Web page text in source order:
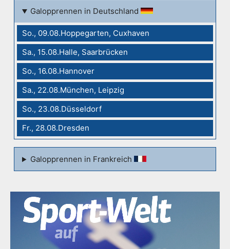
Galopprennen in Deutschland
So., 09.08.Hoppegarten, Cuxhaven
Sa., 15.08.Halle, Saarbrücken
So., 16.08.Hannover
Sa., 22.08.München, Leipzig
So., 23.08.Düsseldorf
Fr., 28.08.Dresden
Galopprennen in Frankreich